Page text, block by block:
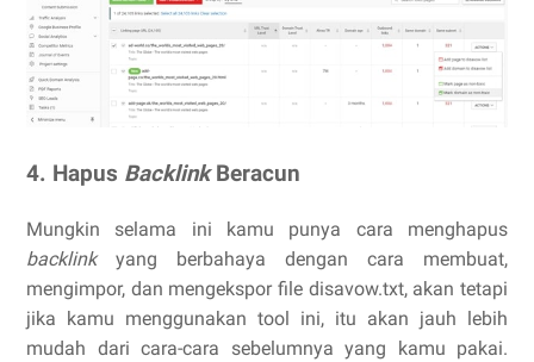
4. Hapus BacklinkBeracun
Mungkin selama ini kamu punya cara menghapus
backlink yang berbahaya dengan cara membuat,
mengimpor, dan mengekspor file disavow.txt, akan tetapi
jika kamu menggunakan tool ini, itu akan jauh lebih
mudah dari cara-cara sebelumnya yang kamu pakai.